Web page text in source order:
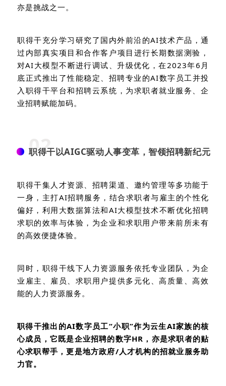
亦是挑战之一。
职得干充分学习研究了国内外前沿的AI技术产品，通
过内部真实项目和合作客户项目进行长期数据测验，
对AI大模型不断进行调试、升级优化，在 2023年6 月
底正式推出了性能稳定、招聘专业的AI数字员工并投
入职得干平台和招聘云系统，为求职者就业服务、企
业招聘赋能加码。
02
职得干以AIGC驱动人事变革，智领招聘新纪元
职得干集人才资源、招聘渠道、邀约管理等多功能于
一身，主打AI招聘服务，结合求职者与雇主的个性化
偏好，利用大数据算法和AI大模型技术不断优化招聘
求职的效率与体验，为企业和求职用户带来前所未有
的高效便捷体验。
同时，职得干线下人力资源服务依托专业团队，为企
业雇主、雇员、求职用户提供多元化、高质量、高效
能的人力资源服务。
职得干推出的AI数字员工“小职”作为云生AI家族的核
心成员，它既是企业招聘的数字HR ，亦是求职者的贴
心求职帮手，更是地方政府/ 人才机构的招就业服务助
力官。